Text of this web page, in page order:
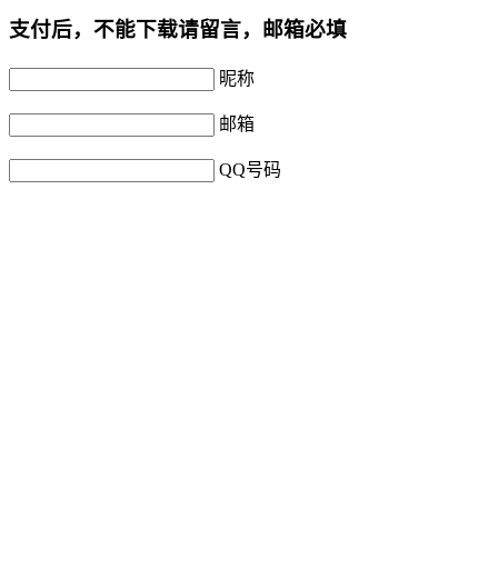
支付后，不能下载请留言，邮箱必填
昵称
邮箱
QQ号码